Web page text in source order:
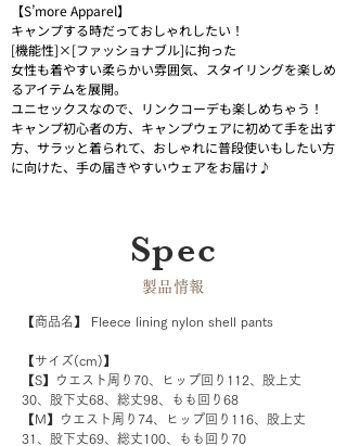
【S’more Apparel】
キャンプする時だっておしゃれしたい！
[機能性]×[ファッショナブル]に拘った
女性も着やすい柔らかい雰囲気、スタイリングを楽しめ
るアイテムを展開。
ユニセックスなので、リンクコーデも楽しめちゃう！
キャンプ初心者の方、キャンプウェアに初めて手を出す
方、サラッと着られて、おしゃれに普段使いもしたい方
に向けた、手の届きやすいウェアをお届け♪
Spec
​製品情報
【商品名】 Fleece lining nylon shell pants
【サイズ(cm)】
【S】ウエスト周り70、ヒップ回り112、股上丈
30、股下丈68、総丈98、もも回り68
【M】ウエスト周り74、ヒップ回り116、股上丈
31、股下丈69、総丈100、もも回り70